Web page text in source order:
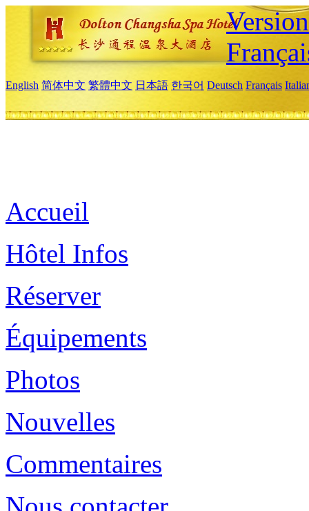
English 简体中文 繁體中文 日本語 한국어 Deutsch Français
Accueil
Hôtel Infos
Réserver
Équipements
Photos
Nouvelles
Commentaires